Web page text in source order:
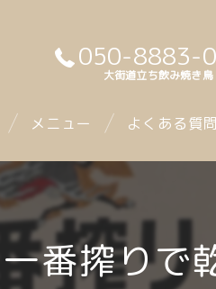
050-8883-
大街道立ち飲み焼き
メニュー よくある質問
番搾りで